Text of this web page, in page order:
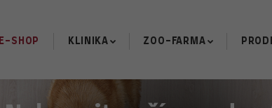
E-SHOP KLINIKA ZOO-FARMA